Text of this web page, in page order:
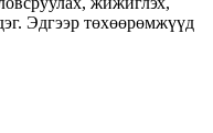
Эдгээр төхөөрөмжүүд